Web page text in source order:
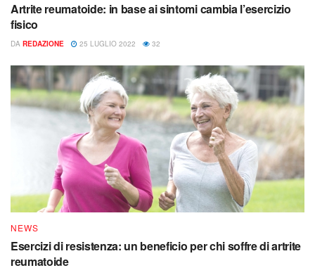
Artrite reumatoide: in base ai sintomi cambia l’esercizio
fisico
DA REDAZIONE 25 LUGLIO 2022 32
NEWS
Esercizi di resistenza: un beneficio per chi soffre di artrite
reumatoide